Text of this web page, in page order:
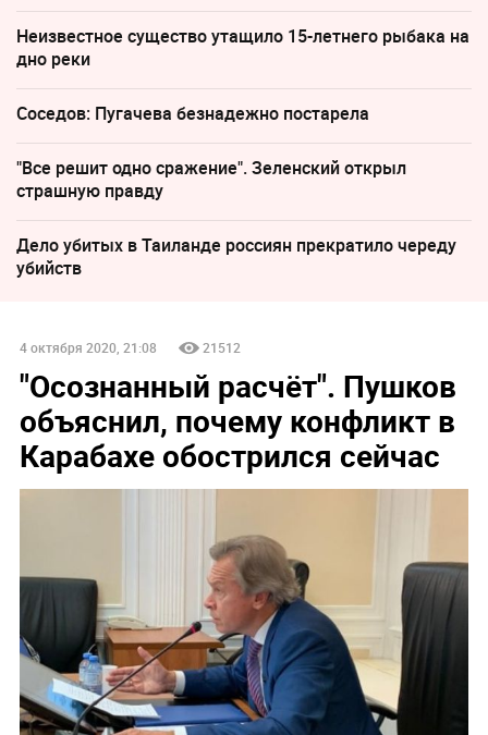
Неизвестное существо утащило 15-летнего рыбака на
дно реки
Соседов: Пугачева безнадежно постарела
"Все решит одно сражение". Зеленский открыл
страшную правду
Дело убитых в Таиланде россиян прекратило череду
убийств
4 октября 2020, 21:08 21512
"Осознанный расчёт". Пушков
объяснил, почему конфликт в
Карабахе обострился сейчас